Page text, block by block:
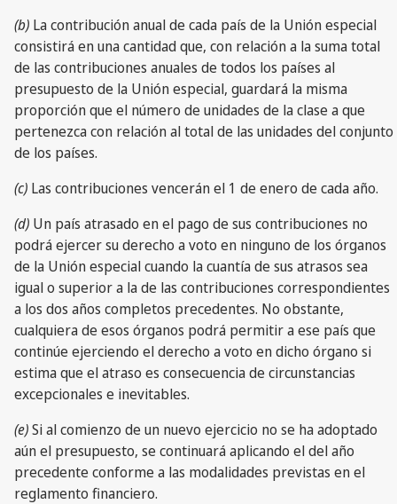
(b) La contribución anual de cada país de la Unión especial
consistirá en una cantidad que, con relación a la suma total
de las contribuciones anuales de todos los países al
presupuesto de la Unión especial, guardará la misma
proporción que el número de unidades de la clase a que
pertenezca con relación al total de las unidades del conjunto
de los países.
(c) Las contribuciones vencerán el 1 de enero de cada año.
(d) Un país atrasado en el pago de sus contribuciones no
podrá ejercer su derecho a voto en ninguno de los órganos
de la Unión especial cuando la cuantía de sus atrasos sea
igual o superior a la de las contribuciones correspondientes
a los dos años completos precedentes. No obstante,
cualquiera de esos órganos podrá permitir a ese país que
continúe ejerciendo el derecho a voto en dicho órgano si
estima que el atraso es consecuencia de circunstancias
excepcionales e inevitables.
(e)Si al comienzo de un nuevo ejercicio no se ha adoptado
aún el presupuesto, se continuará aplicando el del año
precedente conforme a las modalidades previstas en el
reglamento financiero.